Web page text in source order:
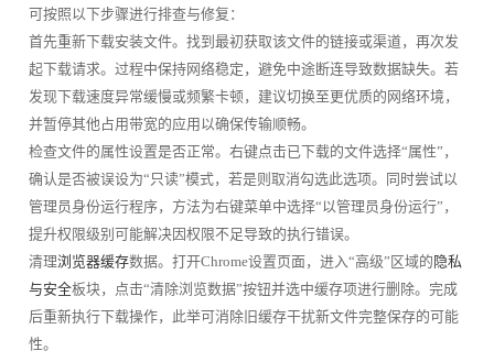
可按照以下步骤进行排查与修复：
首先重新下载安装文件。找到最初获取该文件的链接或渠道，再次发
起下载请求。过程中保持网络稳定，避免中途断连导致数据缺失。若
发现下载速度异常缓慢或频繁卡顿，建议切换至更优质的网络环境，
并暂停其他占用带宽的应用以确保传输顺畅。
检查文件的属性设置是否正常。右键点击已下载的文件选择“属性”，
确认是否被误设为“只读”模式，若是则取消勾选此选项。同时尝试以
管理员身份运行程序，方法为右键菜单中选择“以管理员身份运行”，
提升权限级别可能解决因权限不足导致的执行错误。
清理浏览器缓存数据。打开Chrome设置页面，进入“高级”区域的隐私
与安全板块，点击“清除浏览数据”按钮并选中缓存项进行删除。完成
后重新执行下载操作，此举可消除旧缓存干扰新文件完整保存的可能
性。